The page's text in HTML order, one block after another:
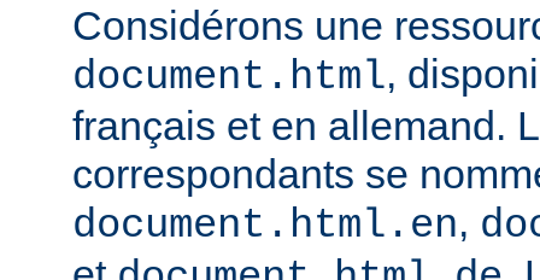
Considérons une
document.html,
français et en allemand.
correspondants se
document.html.en,